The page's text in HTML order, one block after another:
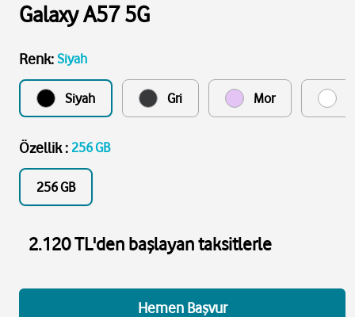
Galaxy A57 5G
Renk: Siyah
Siyah Gri Mor
Özellik: 256 GB
256 GB
2.120 TL'den başlayan taksitlerle
Hemen Başvur